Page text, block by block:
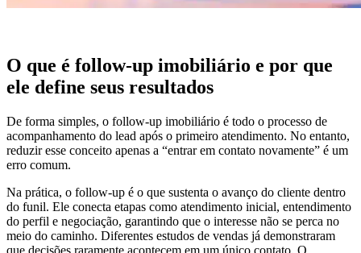
O que é follow-up imobiliário e por que
ele define seus resultados
De forma simples, o follow-up imobiliário é todo o processo de
acompanhamento do lead após o primeiro atendimento. No entanto,
reduzir esse conceito apenas a “entrar em contato novamente” é um
erro comum.
Na prática, o follow-up é o que sustenta o avanço do cliente dentro
do funil. Ele conecta etapas como atendimento inicial, entendimento
do perfil e negociação, garantindo que o interesse não se perca no
meio do caminho. Diferentes estudos de vendas já demonstraram
que decisões raramente acontecem em um único contato. O